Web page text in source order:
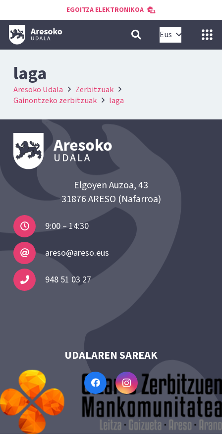
EGOITZA ELEKTRONIKOA
Eus
laga
Aresoko Udala
Zerbitzuak
Gainontzeko zerbitzuak
laga
Elgoyen Auzoa, 43
31876 ARESO (Nafarroa)
9:00 – 14:30
areso@areso.eus
948 51 03 27
UDALAREN SAREAK